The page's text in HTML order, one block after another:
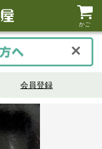
かご
会員登録